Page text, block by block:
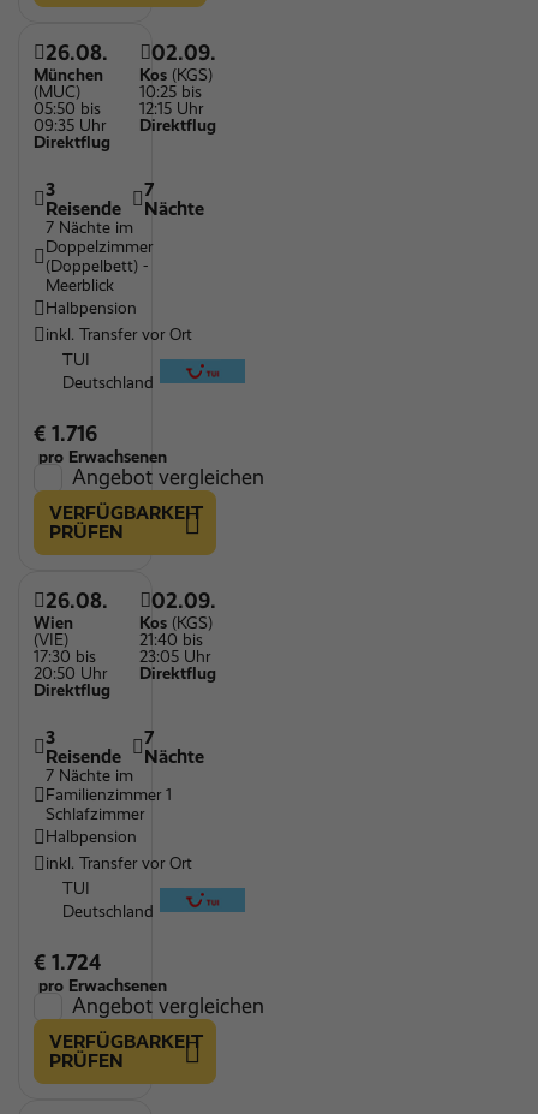
26.08.
München
(MUC)
05:50 bis
09:35 Uhr
Direktflug
02.09.
Kos (KGS)
10:25 bis
12:15 Uhr
Direktflug
3
Reisende
7
Nächte
7 Nächte im
Doppelzimmer
(Doppelbett) -
Meerblick
Halbpension
inkl. Transfer vor Ort
TUI
Deutschland
€ 1.716
pro Erwachsenen
Angebot vergleichen
VERFÜGBARKEIT
PRÜFEN
26.08.
Wien
(VIE)
17:30 bis
20:50 Uhr
Direktflug
02.09.
Kos (KGS)
21:40 bis
23:05 Uhr
Direktflug
3
Reisende
7
Nächte
7 Nächte im
Familienzimmer 1
Schlafzimmer
Halbpension
inkl. Transfer vor Ort
TUI
Deutschland
€ 1.724
pro Erwachsenen
Angebot vergleichen
VERFÜGBARKEIT
PRÜFEN